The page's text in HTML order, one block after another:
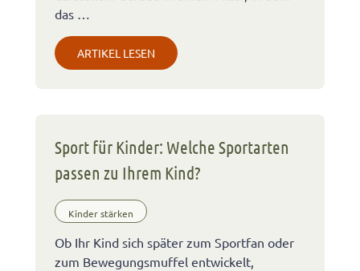
das …
ARTIKEL LESEN
Sport für Kinder: Welche Sportarten
passen zu Ihrem Kind?
Kinder stärken
Ob Ihr Kind sich später zum Sportfan oder
zum Bewegungsmuffel entwickelt,